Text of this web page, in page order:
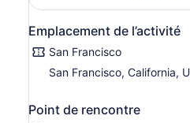
boissons.
Emplacement de l’activité
San Francisco
San Francisco, California,
Point de rencontre